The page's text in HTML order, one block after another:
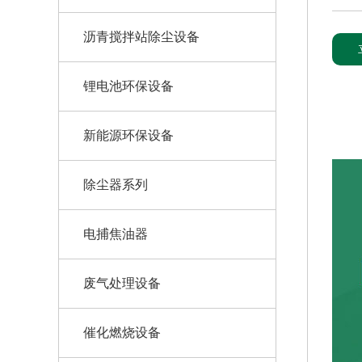
沥青搅拌站除尘设备
锂电池环保设备
新能源环保设备
除尘器系列
电捕焦油器
废气处理设备
催化燃烧设备